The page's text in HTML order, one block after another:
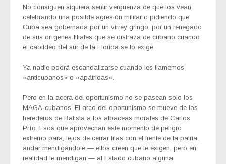
No consiguen siquiera sentir vergüenza de que los vean
celebrando una posible agresión militar o pidiendo que
Cuba sea gobernada por un virrey gringo, por un renegado
de sus orígenes filiales que se disfraza de cubano cuando
el cabildeo del sur de la Florida se lo exige.
Ya nadie podrá escandalizarse cuando les llamemos
«anticubanos» o «apátridas».
Pero en la acera del oportunismo no se pasean solo los
MAGA-cubanos. El arco del oportunismo se mueve de los
herederos de Batista a los albaceas morales de Carlos
Prío. Esos que aprovechan este momento de peligro
extremo para, lejos de cerrar filas con el frente de la patria,
andar mendigándole — ellos creen que le exigen, pero en
realidad le mendigan — al Estado cubano alguna